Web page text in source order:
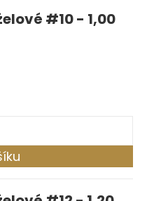
#10 - 1,00